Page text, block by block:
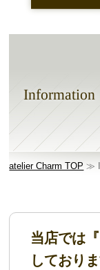
Information
atelier Charm TOP ≫
当店では
しておりま